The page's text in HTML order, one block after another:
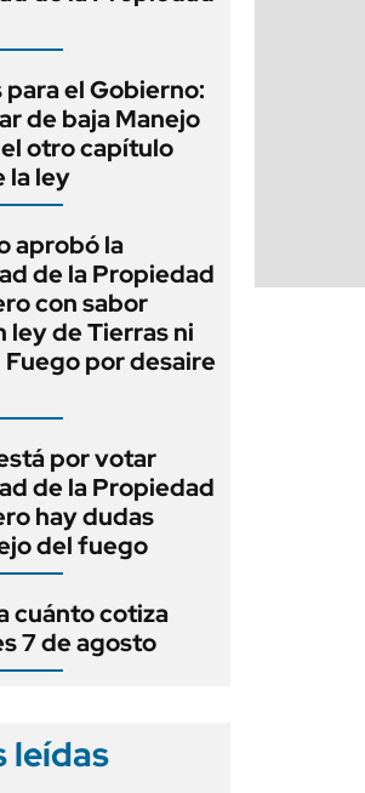
el Gobierno:
de baja Manejo
otro capítulo
la ley
aprobó la
de la Propiedad
con sabor
ley de Tierras ni
por desaire
por votar
de la Propiedad
hay dudas
del fuego
cuánto cotiza
7 de agosto
leídas